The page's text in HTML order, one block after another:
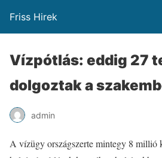
Friss Hirek
Vízpótlás: eddig 27
dolgoztak a
admin
A vízügy országszerte mintegy 8 millió